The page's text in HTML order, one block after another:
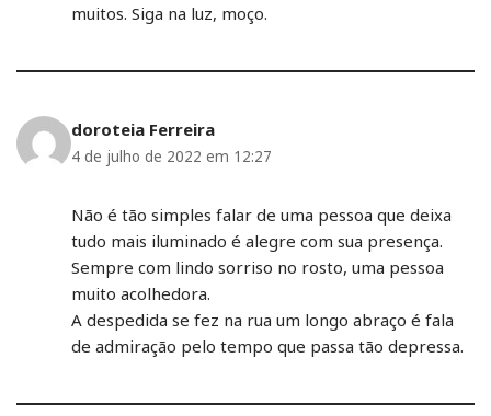
muitos. Siga na luz, moço.
doroteia Ferreira
4 de julho de 2022 em 12:27
Não é tão simples falar de uma pessoa que deixa
tudo mais iluminado é alegre com sua presença.
Sempre com lindo sorriso no rosto, uma pessoa
muito acolhedora.
A despedida se fez na rua um longo abraço é fala
de admiração pelo tempo que passa tão depressa.